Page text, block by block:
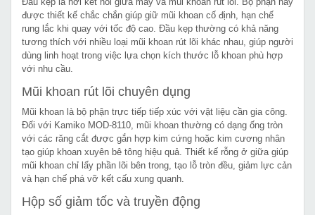
được thiết kế chắc chắn giúp giữ mũi khoan cố định, hạn chế
rung lắc khi quay với tốc độ cao. Đầu kẹp thường có khả năng
tương thích với nhiều loại mũi khoan rút lõi khác nhau, giúp người
dùng linh hoạt trong việc lựa chọn kích thước lỗ khoan phù hợp
với nhu cầu.
Mũi khoan rút lõi chuyên dụng
Mũi khoan là bộ phận trực tiếp tiếp xúc với vật liệu cần gia công.
Đối với Kamiko MOD-8110, mũi khoan thường có dạng ống tròn
với các răng cắt được gắn hợp kim cứng hoặc kim cương nhân
tạo giúp khoan xuyên bê tông hiệu quả. Thiết kế rỗng ở giữa giúp
mũi khoan chỉ lấy phần lõi bên trong, tạo lỗ tròn đều, giảm lực cản
và hạn chế phá vỡ kết cấu xung quanh.
Hộp số giảm tốc và truyền động